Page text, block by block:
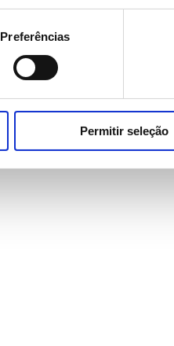
Preferências
Permitir seleção